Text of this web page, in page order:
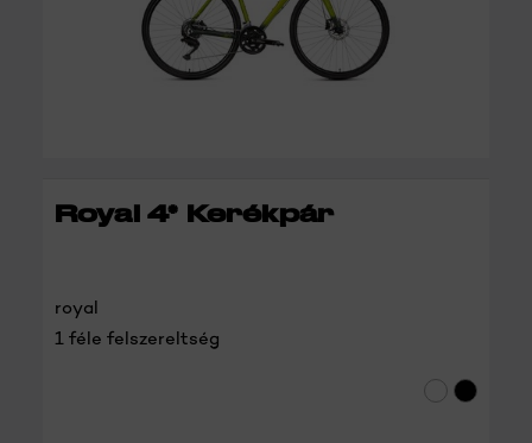
Royal 4* Kerékpár
royal
1 féle felszereltség